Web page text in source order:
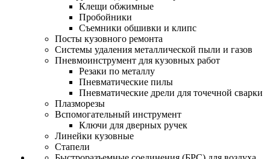
Клещи обжимные
Пробойники
Съемники обшивки и клипс
Посты кузовного ремонта
Системы удаления металлической пыли и газов
Пневмоинструмент для кузовных работ
Резаки по металлу
Пневматические пилы
Пневматические дрели для точечной сварки
Плазморезы
Вспомогательный инструмент
Ключи для дверных ручек
Линейки кузовные
Стапели